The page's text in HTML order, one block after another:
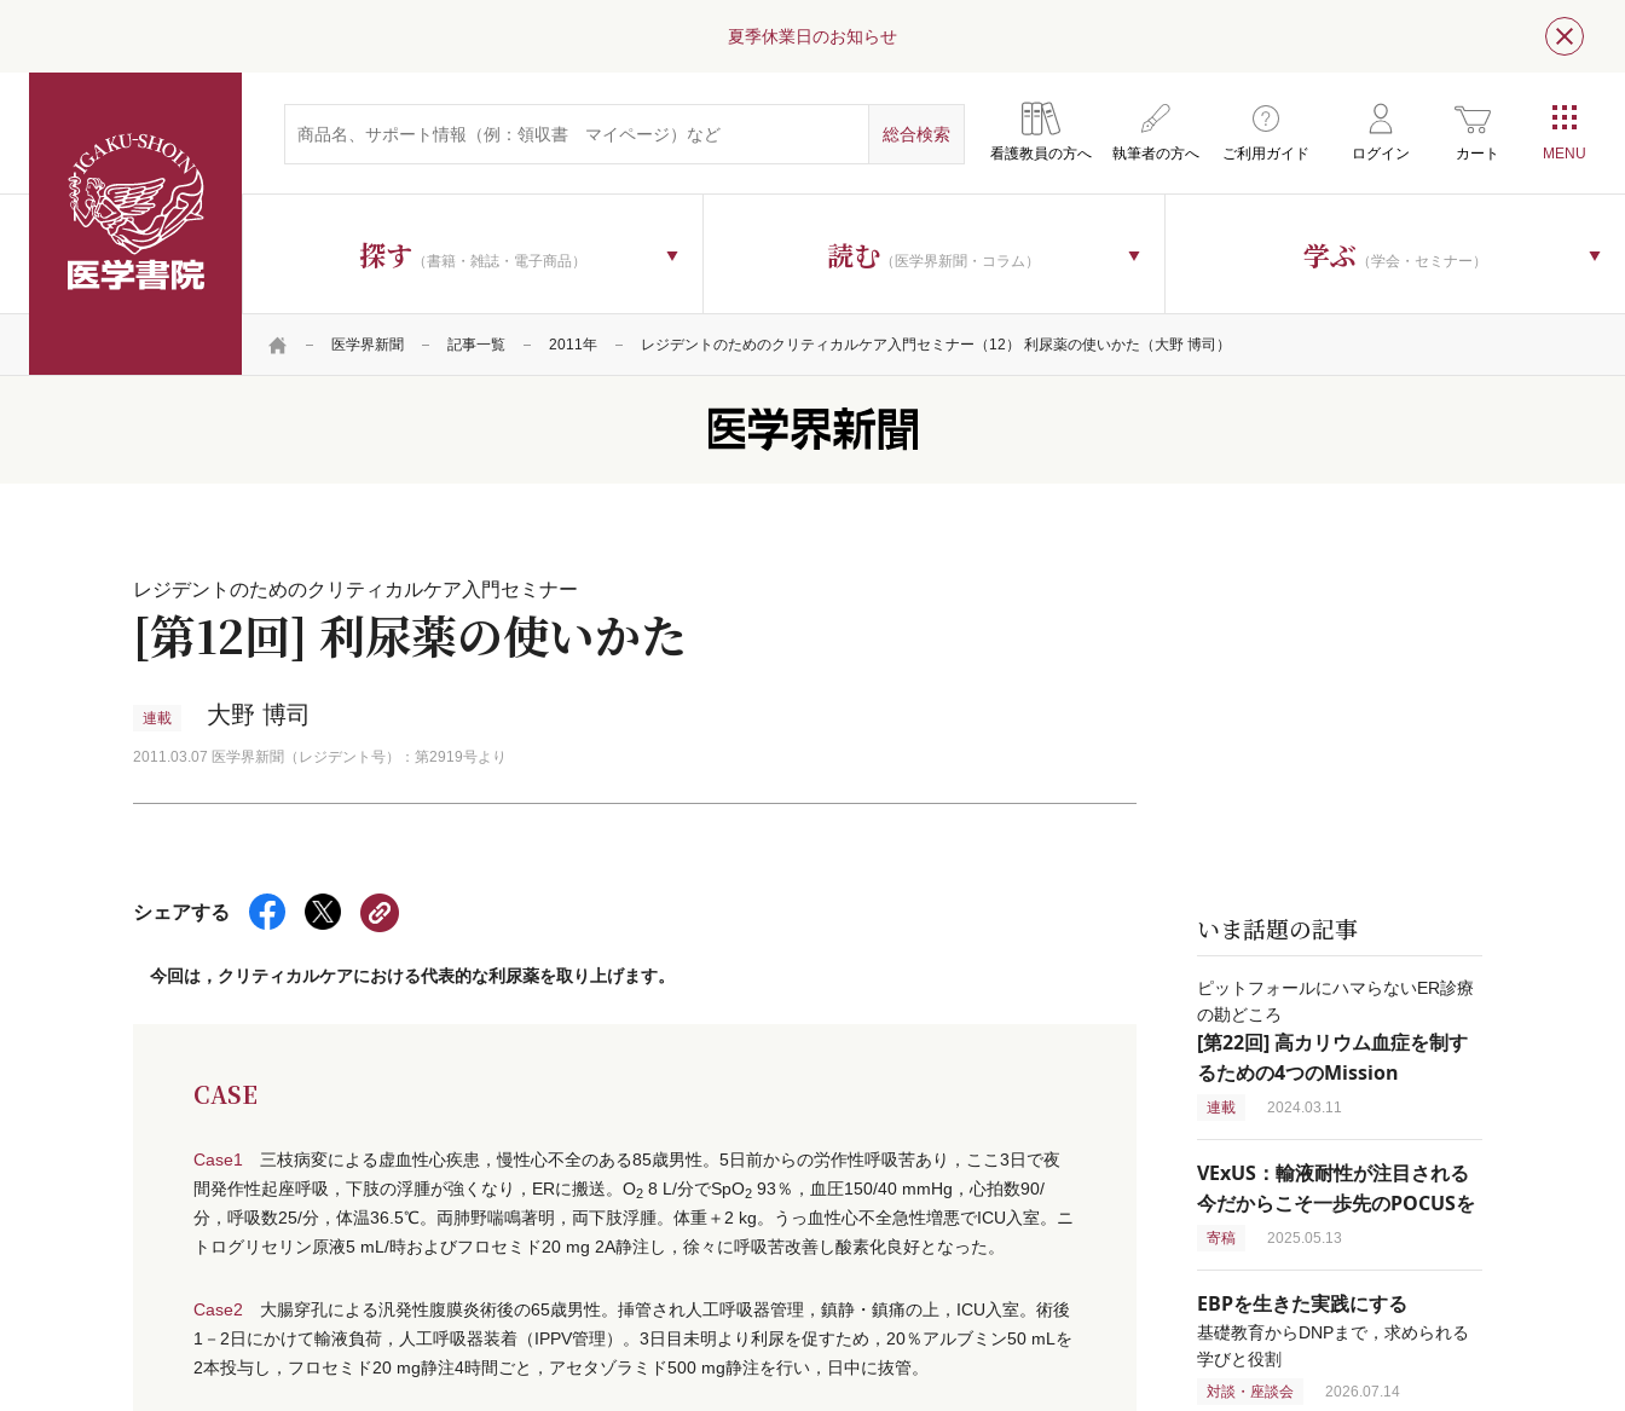
夏季休業日のお知らせ 閉じ
看護教員の方へ 執筆者の方へ ご利用ガイド ログイン カート
探す （書籍・雑誌・電子商品） 読む （医学界新聞・コラム） 学ぶ （学会・セミナー）
HOME 医学界新聞 記事一覧 2011年 レジデントのためのクリティカルケア入門セミナー（12） 利尿薬の使いかた（大野 博司）
レジデントのためのクリティカルケア入門セミナー
[第12回] 利尿薬の使いかた
連載 大野 博司
2011.03.07 医学界新聞（レジデント号）：第2919号より
シェアする
今回は，クリティカルケアにおける代表的な利尿薬を取り上げます。
CASE
Case1 三枝病変による虚血性心疾患，慢性心不全のある85歳男性。5日前からの労作性呼吸苦あり，ここ3日で夜
間発作性起座呼吸，下肢の浮腫が強くなり，ERに搬送。O2 8 L/分でSpO2 93％，血圧150/40 mmHg，心拍数90/
分，呼吸数25/分，体温36.5℃。両肺野喘鳴著明，両下肢浮腫。体重＋2 kg。うっ血性心不全急性増悪でICU入室。ニ
トログリセリン原液5 mL/時およびフロセミド20 mg 2A静注し，徐々に呼吸苦改善し酸素化良好となった。
Case2 大腸穿孔による汎発性腹膜炎術後の65歳男性。挿管され人工呼吸器管理，鎮静・鎮痛の上，ICU入室。術後
1－2日にかけて輸液負荷，人工呼吸器装着（IPPV管理）。3日目未明より利尿を促すため，20％アルブミン50 mLを
2本投与し，フロセミド20 mg静注4時間ごと，アセタゾラミド500 mg静注を行い，日中に抜管。
いま話題の記事
ピットフォールにハマらないER診療
の勘どころ
[第22回] 高カリウム血症を制す
るための4つのMission
連載 2024.03.11
VExUS：輸液耐性が注目される
今だからこそ一歩先のPOCUSを
寄稿 2025.05.13
EBPを生きた実践にする
基礎教育からDNPまで，求められる
学びと役割
対談・座談会 2026.07.14